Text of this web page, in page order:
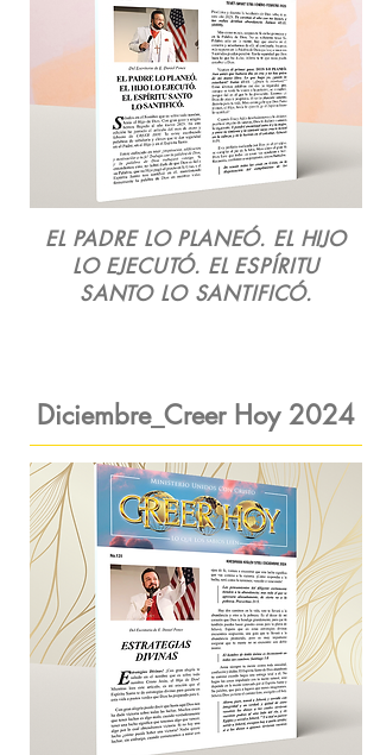
EL PADRE LO PLANEÓ. EL HIJO
LO EJECUTÓ. EL ESPÍRITU
SANTO LO SANTIFICÓ.
Diciembre_Creer Hoy 2024